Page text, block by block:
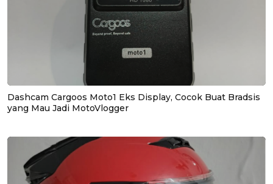
Dashcam Cargoos Moto1 Eks Display, Cocok Buat Bradsis
yang Mau Jadi MotoVlogger